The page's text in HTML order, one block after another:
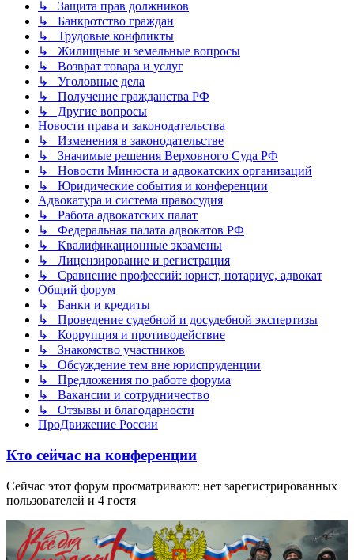
↳ Защита прав должников
↳ Банкротство граждан
↳ Трудовые конфликты
↳ Жилищные и земельные вопросы
↳ Возврат товара и услуг
↳ Уголовные дела
↳ Получение гражданства РФ
↳ Другие вопросы
Новости права и законодательства
↳ Изменения в законодательстве
↳ Значимые решения Верховного Суда РФ
↳ Новости Минюста и адвокатских организаций
↳ Юридические события и конференции
Адвокатура и система правосудия
↳ Работа адвокатских палат
↳ Федеральная палата адвокатов РФ
↳ Квалификационные экзамены
↳ Лицензирование и регистрация
↳ Сравнение профессий: юрист, нотариус, адвокат
Общий форум
↳ Банки и кредиты
↳ Проведение судебной и досудебной экспертизы
↳ Коррупция и противодействие
↳ Знакомство участников
↳ Обсуждение тем вне юриспруденции
↳ Предложения по работе форума
↳ Вакансии и сотрудничество
↳ Отзывы и благодарности
ПроДвижение России
Кто сейчас на конференции
Сейчас этот форум просматривают: нет зарегистрированных
пользователей и 4 гостя